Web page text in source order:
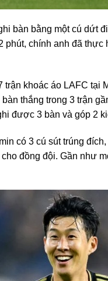
bàn bằng một cú dứt
phút, chính anh đã thực
trận khoác áo LAFC
thắng trong 3 trận
được 3 bàn và góp 2
có 3 cú sút trúng
đồng đội. Gần như